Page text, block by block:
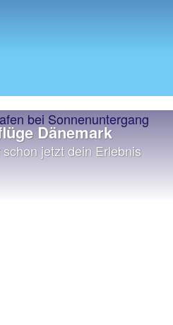
Dänemark
jetzt dein Erlebnis